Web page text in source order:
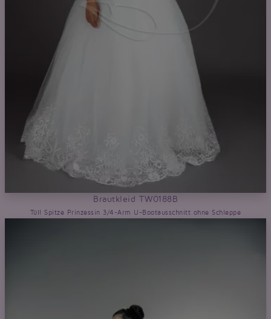
Brautkleid TW0188B
Tüll Spitze Prinzessin 3/4-Arm U-Bootausschnitt ohne Schleppe